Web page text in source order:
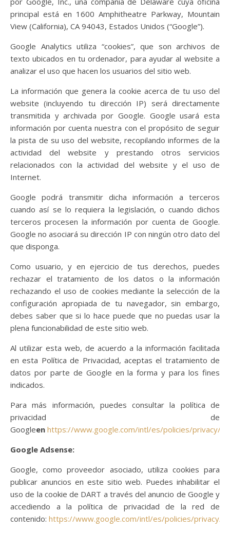
principal está en 1600 Amphitheatre Parkway, Mountain
View (California), CA 94043, Estados Unidos (“Google”).
Google Analytics utiliza “cookies”, que son archivos de
texto ubicados en tu ordenador, para ayudar al website a
analizar el uso que hacen los usuarios del sitio web.
La información que genera la cookie acerca de tu uso del
website (incluyendo tu dirección IP) será directamente
transmitida y archivada por Google. Google usará esta
información por cuenta nuestra con el propósito de seguir
la pista de su uso del website, recopilando informes de la
actividad del website y prestando otros servicios
relacionados con la actividad del website y el uso de
Internet.
Google podrá transmitir dicha información a terceros
cuando así se lo requiera la legislación, o cuando dichos
terceros procesen la información por cuenta de Google.
Google no asociará su dirección IP con ningún otro dato del
que disponga.
Como usuario, y en ejercicio de tus derechos, puedes
rechazar el tratamiento de los datos o la información
rechazando el uso de cookies mediante la selección de la
configuración apropiada de tu navegador, sin embargo,
debes saber que si lo hace puede que no puedas usar la
plena funcionabilidad de este sitio web.
Al utilizar esta web, de acuerdo a la información facilitada
en esta Política de Privacidad, aceptas el tratamiento de
datos por parte de Google en la forma y para los fines
indicados.
Para más información, puedes consultar la política de
privacidad de
Googleen https://www.google.com/intl/es/policies/privacy/
Google Adsense:
Google, como proveedor asociado, utiliza cookies para
publicar anuncios en este sitio web. Puedes inhabilitar el
uso de la cookie de DART a través del anuncio de Google y
accediendo a la política de privacidad de la red de
contenido: https://www.google.com/intl/es/policies/privacy/